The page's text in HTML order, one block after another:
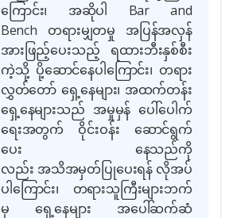
ကြောင်း၊ အဆိုပါ Bar and
Bench တရားမျှတမှု အပြန်အလှန်
အားဖြည့်ပေးသည့် ရထားဘီးနှစ်စီး
ကဲ့သို့ ပို့ဆောင်နေပါကြောင်း၊ တရား
လွှတ်တော် ရှေ့နေများ၊ အထက်တန်း
ရှေ့နေများသည် အမှုမှန် ပေါ်ပေါက်
ရေးအတွက် ဝိုင်းဝန်း ဆောင်ရွက်
ပေး နေသည်ကို
လည်း အသိအမှတ်ပြုပေးရန် လိုအပ်
ပါကြောင်း၊ တရားသူကြီးများဘက်
မှ ရှေ့နေများ အပေါ်ဆက်ဆံ